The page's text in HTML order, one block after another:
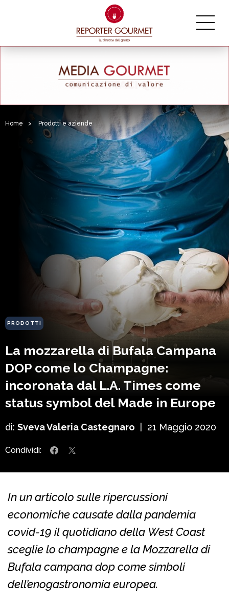
Home > Prodotti e aziende
PRODOTTI
La mozzarella di Bufala Campana
DOP come lo Champagne:
incoronata dal L.A. Times come
status symbol del Made in Europe
di: Sveva Valeria Castegnaro 21 Maggio 2020
Condividi:
In un articolo sulle ripercussioni
economiche causate dalla pandemia
covid-19 il quotidiano della West Coast
sceglie lo champagne e la Mozzarella di
Bufala campana dop come simboli
dell’enogastronomia europea.